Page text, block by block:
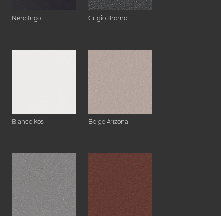
Nero Ingo Grigio Bromo
Bianco Kos Beige Arizona